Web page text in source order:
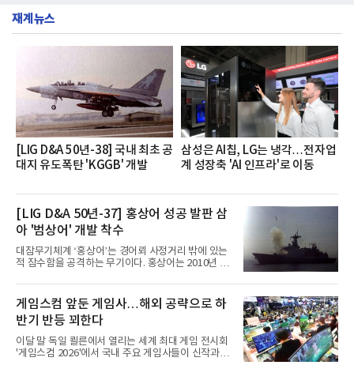
서도
영지원부 홍보팀과 2026년 새로이(e)＊가 공동 주관
쳐 진행됐다.참고로 새로이(e)는 NH농협캐피탈 MZ
세대들로(과장~계장) 구성된 자율 참여조직으로, 조
직문화 혁신과 업무 효율성 향상을 위한 다양한 활동
을 추진하며,새로운 변화와 이로운 영향력을 조직전
반에 전파하는 역할
재계뉴스
[LIG D&A 50년-38] 국내 최초 공
대지 유도폭탄 'KGGB' 개발
삼성은 AI칩, LG는 냉각…전자업
계 성장축 'AI 인프라'로 이동
[LIG D&A 50년-37] 홍상어 성공 발판 삼
아 '범상어' 개발 착수
대잠무기체계 ‘홍상어’는 경어뢰 사정거리 밖에 있는
적 잠수함을 공격하는 무기이다. 홍상어는 2010년 넥
이뤄졌다. 이후 2012년 한국형 구축함(KDX-1) 이상
의 함정에 실전 배치됐다.그해 7월 해군은 동해상에서
성능 검증을 위해 홍상어 시험발사를 실시했다. 이때
홍상어가 목표 지점에서 입수한 후 표적을 타격하지
못하고 물속에서 멈춰버리는 예상 밖의 일이 벌어졌
다. 2차 품질확인 사격 시험에서도 만족스러운 결과를
얻지 못했다. 완벽한 신뢰성 확보를 위해 LIG넥스원은
게임스컴 앞둔 게임사…해외 공략으로 하
반기 반등 꾀한다
이달 말 독일 쾰른에서 열리는 세계 최대 게임 전시회
'게임스컴 2026'에서 국내 주요 게임사들이 신작과 글